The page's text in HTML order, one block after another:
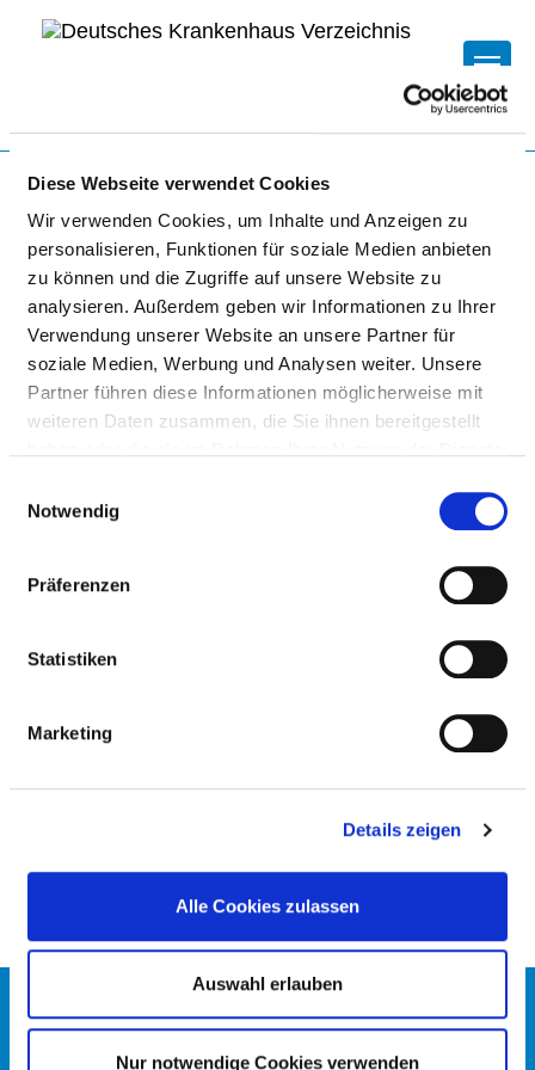
Diese Webseite verwendet Cookies
Wir verwenden Cookies, um Inhalte und Anzeigen zu
personalisieren, Funktionen für soziale Medien anbieten
zu können und die Zugriffe auf unsere Website zu
analysieren. Außerdem geben wir Informationen zu Ihrer
Verwendung unserer Website an unsere Partner für
soziale Medien, Werbung und Analysen weiter. Unsere
Partner führen diese Informationen möglicherweise mit
weiteren Daten zusammen, die Sie ihnen bereitgestellt
Notwendig
Präferenzen
Statistiken
Marketing
Details zeigen
Alle Cookies zulassen
Auswahl erlauben
Nur notwendige Cookies verwenden
KLINIKUM MAIN-SPESSART
LOHR
AKUTGERIATRIE
Allgemeinmedizin (AQ63)
Innere Medizin (AQ23)
IMPRESSUM
DATENSCHUTZ